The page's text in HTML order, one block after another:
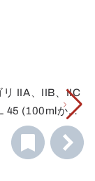
IIA、IIB、IIC
45 (100mlから
置を接地する
ブルと、場合